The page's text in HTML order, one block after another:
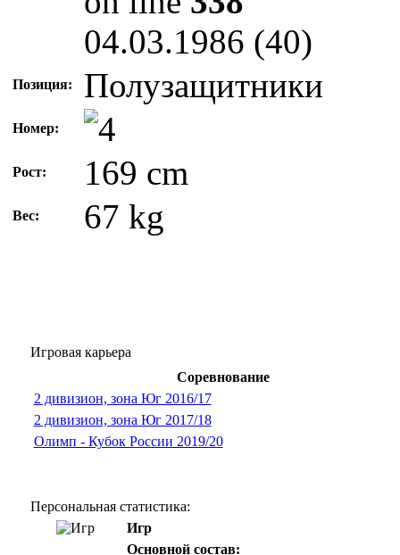
04.03.1986 (40)
Позиция: Полузащитники
Номер:
Рост: 169 cm
Вес: 67 kg
Игровая карьера
Соревнование
2 дивизион, зона Юг 2016/17
2 дивизион, зона Юг 2017/18
Олимп - Кубок России 2019/20
Персональная статистика:
Игр
Основной состав: